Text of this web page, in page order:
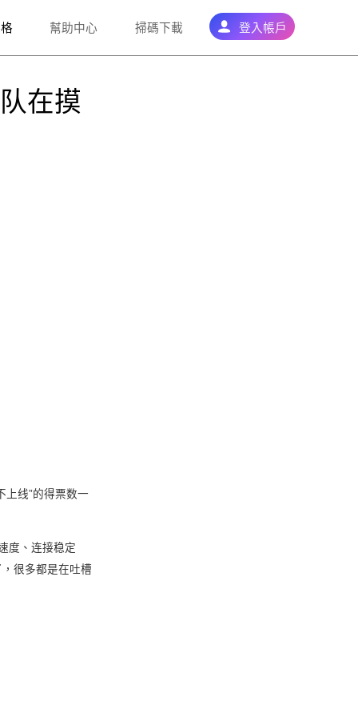
幫助中心 掃碼下載 登入帳戶
在摸
上线”的得票数一
度、连接稳定
很多都是在吐槽